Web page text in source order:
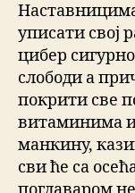
уписати свој
цибер
слободи а
покрити све
витаминима и
манкину,
сви ће са